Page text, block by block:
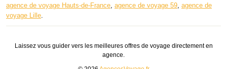
agence de voyage Hauts-de-France, agence de voyage 59, agence de
voyage Lille.
Laissez vous guider vers les meilleures offres de voyage directement en
agence.